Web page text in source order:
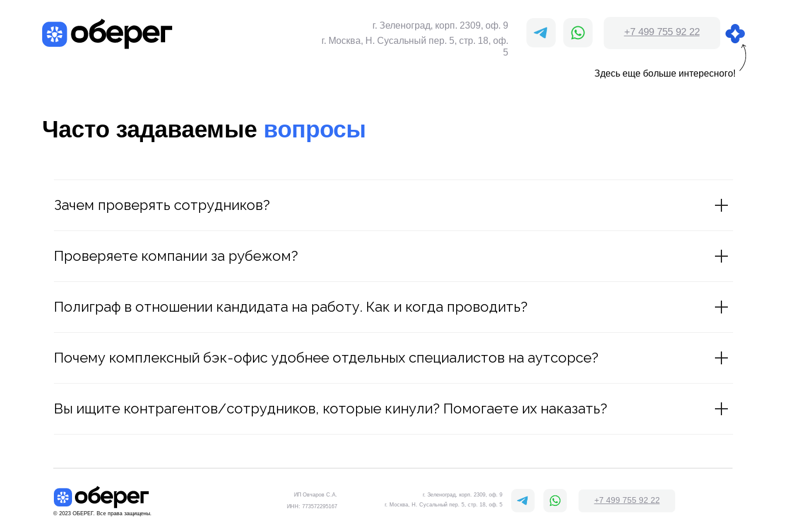
Здесь еще больше интересного!
+7 499 755 92 22
г. Москва, Н. Сусальный пер. 5, стр. 18, оф.
5
г. Зеленоград, корп. 2309, оф. 9
Часто задаваемые вопросы
Зачем проверять сотрудников?
Проверяете компании за рубежом?
Полиграф в отношении кандидата на работу. Как и когда проводить?
Почему комплексный бэк-офис удобнее отдельных специалистов на аутсорсе?
Вы ищите контрагентов/сотрудников, которые кинули? Помогаете их наказать?
© 2023 ОБЕРЕГ. Все права защищены.
ИП Овчаров С.А.
ИНН: 773572295167
+7 499 755 92 22
г. Москва, Н. Сусальный пер. 5, стр. 18, оф. 5
г. Зеленоград, корп. 2309, оф. 9